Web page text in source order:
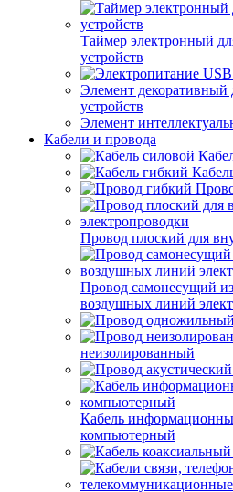
Таймер электронный
устройств
Элемент декоративный
устройств
Элемент
Кабели и провода
Провод плоский для
Провод самонесущий
воздушных линий
неизолированный
Кабель
компьютерный